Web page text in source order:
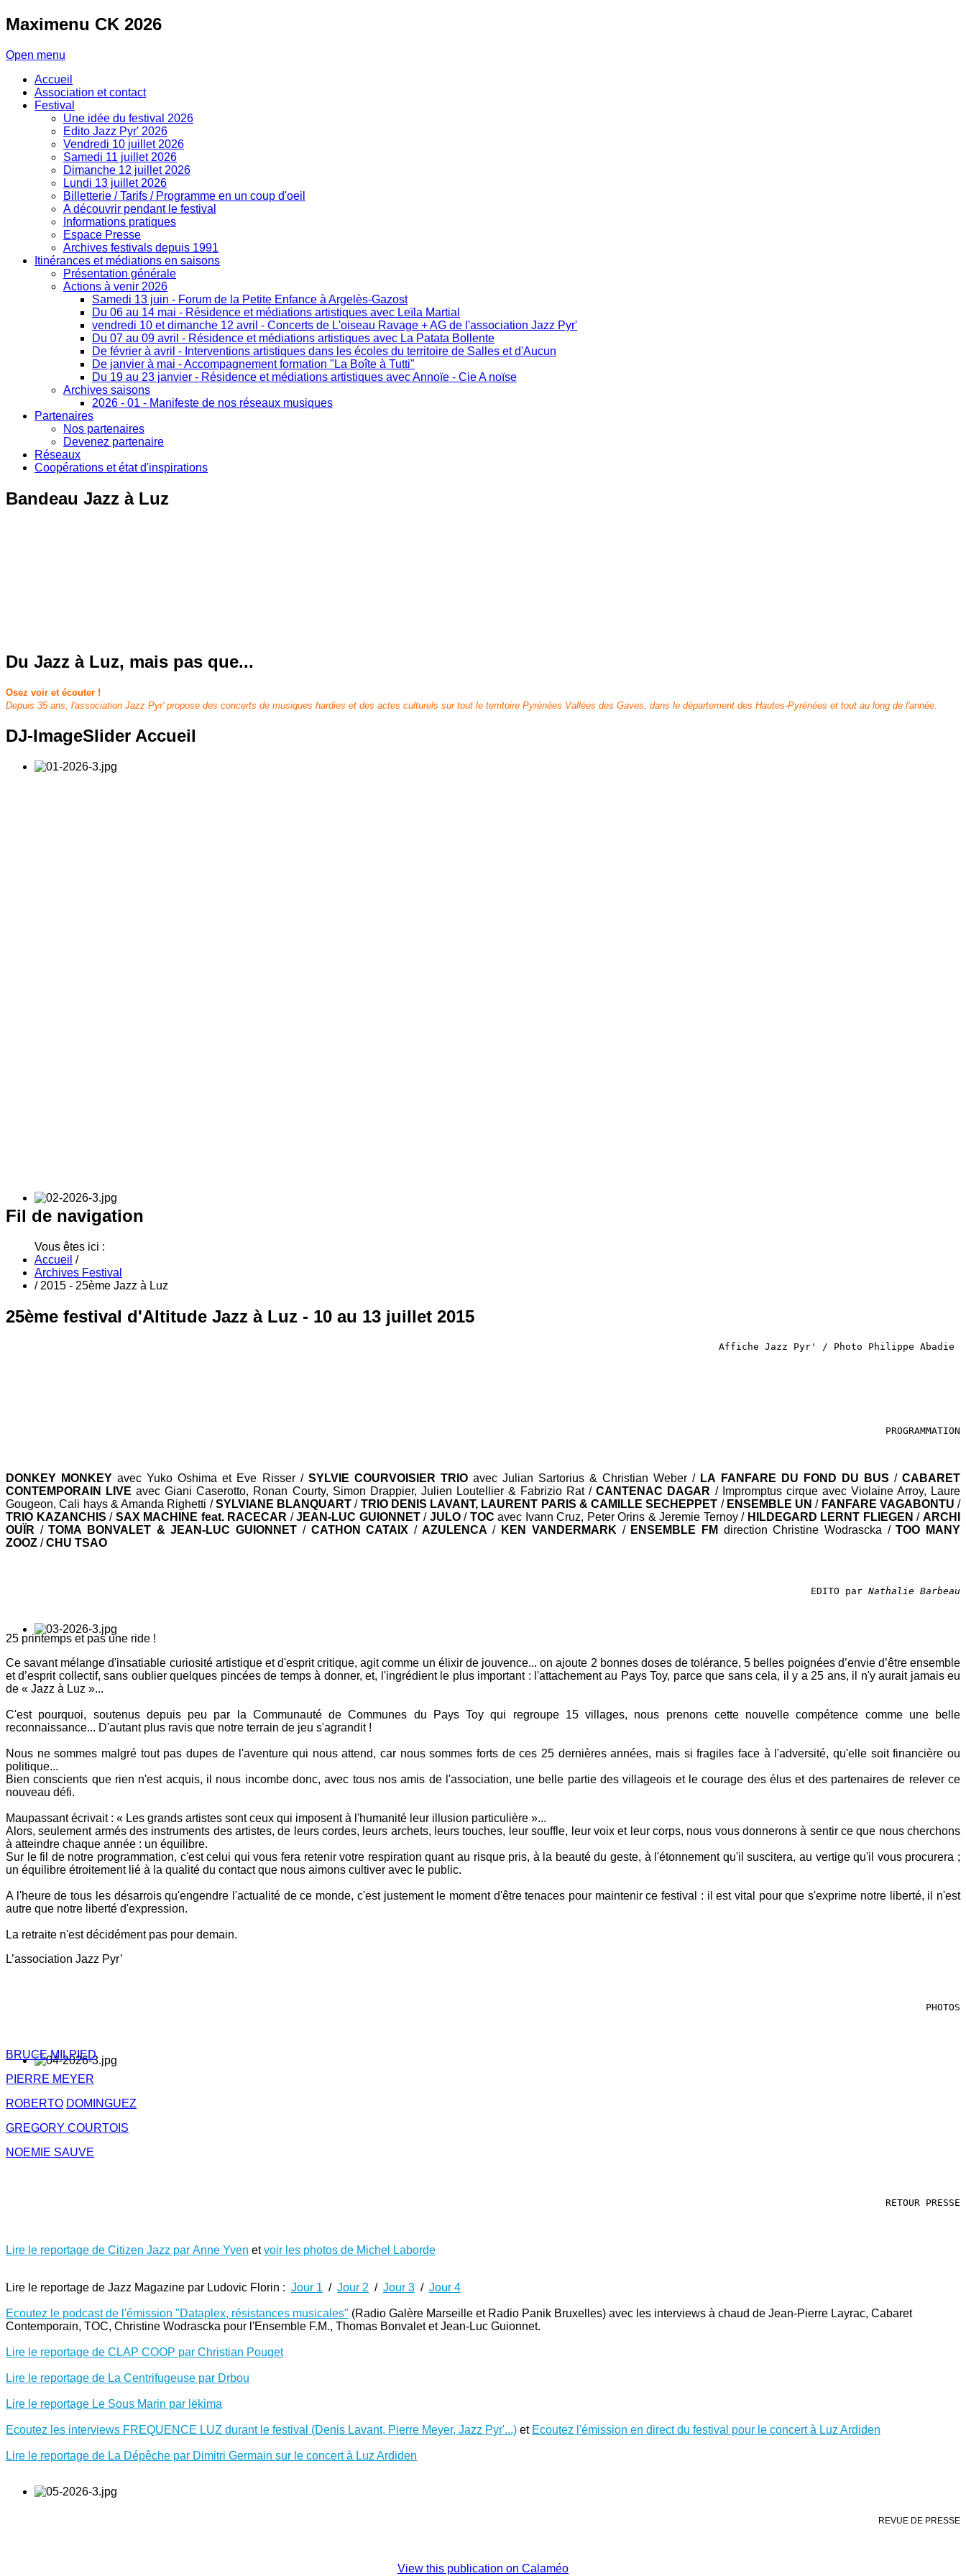
Maximenu CK 2026
Open menu
Accueil
Association et contact
Festival
Une idée du festival 2026
Edito Jazz Pyr' 2026
Vendredi 10 juillet 2026
Samedi 11 juillet 2026
Dimanche 12 juillet 2026
Lundi 13 juillet 2026
Billetterie / Tarifs / Programme en un coup d'oeil
A découvrir pendant le festival
Informations pratiques
Espace Presse
Archives festivals depuis 1991
Itinérances et médiations en saisons
Présentation générale
Actions à venir 2026
Samedi 13 juin - Forum de la Petite Enfance à Argelès-Gazost
Du 06 au 14 mai - Résidence et médiations artistiques avec Leïla Martial
vendredi 10 et dimanche 12 avril - Concerts de L'oiseau Ravage + AG de l'association Jazz Pyr'
Du 07 au 09 avril - Résidence et médiations artistiques avec La Patata Bollente
De février à avril - Interventions artistiques dans les écoles du territoire de Salles et d'Aucun
De janvier à mai - Accompagnement formation "La Boîte à Tutti"
Du 19 au 23 janvier - Résidence et médiations artistiques avec Annoïe - Cie A noïse
Archives saisons
2026 - 01 - Manifeste de nos réseaux musiques
Partenaires
Nos partenaires
Devenez partenaire
Réseaux
Coopérations et état d'inspirations
Bandeau Jazz à Luz
Du Jazz à Luz, mais pas que...
Osez voir et écouter !
Depuis 35 ans, l'association Jazz Pyr' propose des concerts de musiques hardies et des actes culturels sur tout le territoire Pyrénées Vallées des Gaves, dans le département des Hautes-Pyrénées et tout au long de l'année.
DJ-ImageSlider Accueil
Fil de navigation
Vous êtes ici :
Accueil /
Archives Festival
/ 2015 - 25ème Jazz à Luz
25ème festival d'Altitude Jazz à Luz - 10 au 13 juillet 2015
Affiche Jazz Pyr' / Photo Philippe Abadie
PROGRAMMATION
DONKEY MONKEY avec Yuko Oshima et Eve Risser / SYLVIE COURVOISIER TRIOavec Julian Sartorius & Christian Weber / LA FANFARE DU FOND DU BUS /CABARET
CONTEMPORAIN LIVE avec Giani Caserotto, Ronan Courty, Simon Drappier, Julien Loutellier & Fabrizio Rat /CANTENAC DAGAR / Impromptus cirque avec Violaine Arroy, Laure
Gougeon, Cali hays & Amanda Righetti /SYLVIANE BLANQUART / TRIO DENIS LAVANT, LAURENT PARIS & CAMILLE SECHEPPET / ENSEMBLE UN / FANFARE VAGABONTU /
TRIO KAZANCHIS / SAX MACHINE feat. RACECAR /JEAN-LUC GUIONNET / JULO/ TOC avec Ivann Cruz, Peter Orins & Jeremie Ternoy /HILDEGARD LERNT FLIEGEN / ARCHI
OUÏR /TOMA BONVALET & JEAN-LUC GUIONNET / CATHON CATAIX /AZULENCA / KEN VANDERMARK / ENSEMBLE FM direction Christine Wodrascka /TOO MANY
ZOOZ /CHU TSAO
EDITO par Nathalie Barbeau
25 printemps et pas une ride !
Ce savant mélange d'insatiable curiosité artistique et d'esprit critique, agit comme un élixir de jouvence... on ajoute 2 bonnes doses de tolérance, 5 belles poignées d’envie d’être ensemble
et d’esprit collectif, sans oublier quelques pincées de temps à donner, et, l'ingrédient le plus important : l'attachement au Pays Toy, parce que sans cela, il y a 25 ans, il n'y aurait jamais eu
de « Jazz à Luz »...
C'est pourquoi, soutenus depuis peu par la Communauté de Communes du Pays Toy qui regroupe 15 villages, nous prenons cette nouvelle compétence comme une belle
reconnaissance... D'autant plus ravis que notre terrain de jeu s'agrandit !
Nous ne sommes malgré tout pas dupes de l'aventure qui nous attend, car nous sommes forts de ces 25 dernières années, mais si fragiles face à l'adversité, qu'elle soit financière ou
politique...
Bien conscients que rien n'est acquis, il nous incombe donc, avec tous nos amis de l'association, une belle partie des villageois et le courage des élus et des partenaires de relever ce
nouveau défi.
Maupassant écrivait : « Les grands artistes sont ceux qui imposent à l'humanité leur illusion particulière »...
Alors, seulement armés des instruments des artistes, de leurs cordes, leurs archets, leurs touches, leur souffle, leur voix et leur corps, nous vous donnerons à sentir ce que nous cherchons
à atteindre chaque année : un équilibre.
Sur le fil de notre programmation, c'est celui qui vous fera retenir votre respiration quant au risque pris, à la beauté du geste, à l'étonnement qu'il suscitera, au vertige qu'il vous procurera ;
un équilibre étroitement lié à la qualité du contact que nous aimons cultiver avec le public.
A l'heure de tous les désarrois qu'engendre l'actualité de ce monde, c'est justement le moment d'être tenaces pour maintenir ce festival : il est vital pour que s'exprime notre liberté, il n'est
autre que notre liberté d'expression.
La retraite n'est décidément pas pour demain.
L’association Jazz Pyr’
PHOTOS
BRUCE MILPIED
PIERRE MEYER
ROBERTO DOMINGUEZ
GREGORY COURTOIS
NOEMIE SAUVE
RETOUR PRESSE
Lire le reportage de Citizen Jazz par Anne Yven etvoir les photos de Michel Laborde
Lire le reportage de Jazz Magazine par Ludovic Florin : Jour 1 / Jour 2 / Jour 3 / Jour 4
Ecoutez le podcast de l'émission "Dataplex, résistances musicales" (Radio Galère Marseille et Radio Panik Bruxelles) avec les interviews à chaud de Jean-Pierre Layrac, Cabaret
Contemporain, TOC, Christine Wodrascka pour l'Ensemble F.M., Thomas Bonvalet et Jean-Luc Guionnet.
Lire le reportage de CLAP COOP par Christian Pouget
Lire le reportage de La Centrifugeuse par Drbou
Lire le reportage Le Sous Marin par lëkima
Ecoutez les interviews FREQUENCE LUZ durant le festival (Denis Lavant, Pierre Meyer, Jazz Pyr'...) et Ecoutez l'émission en direct du festival pour le concert à Luz Ardiden
Lire le reportage de La Dépêche par Dimitri Germain sur le concert à Luz Ardiden
REVUE DE PRESSE
View this publication on Calaméo